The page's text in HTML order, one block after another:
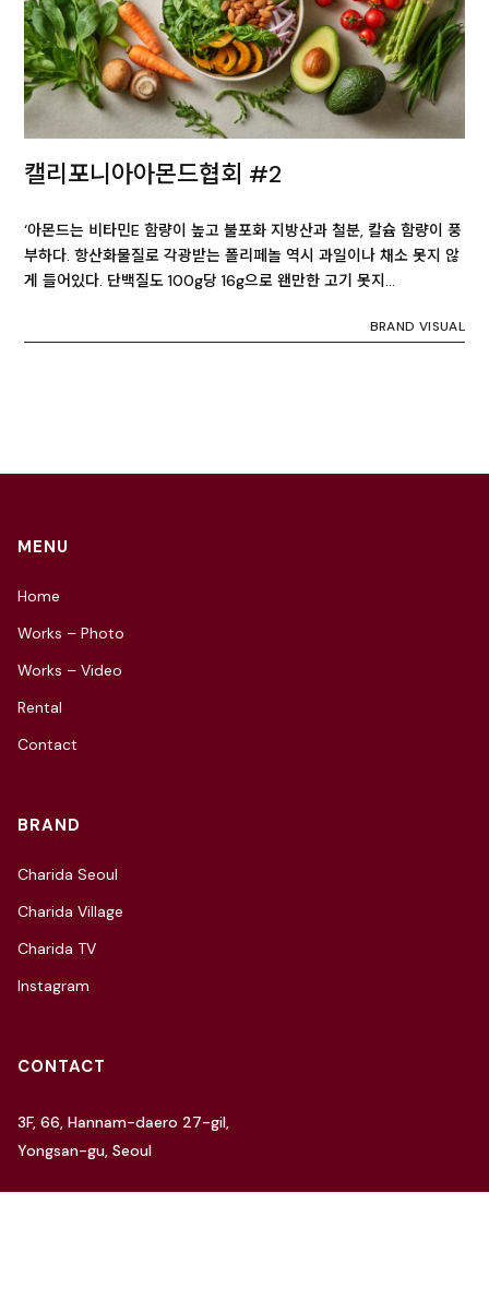
캘리포니아아몬드협회 #2
‘아몬드는 비타민E 함량이 높고 불포화 지방산과 철분, 칼슘 함량이 풍
부하다. 항산화물질로 각광받는 폴리페놀 역시 과일이나 채소 못지 않
게 들어있다. 단백질도 100g당 16g으로 왠만한 고기 못지…
BRAND VISUAL
MENU
Home
Works – Photo
Works – Video
Rental
Contact
BRAND
Charida Seoul
Charida Village
Charida TV
Instagram
CONTACT
3F, 66, Hannam-daero 27-gil,
Yongsan-gu, Seoul